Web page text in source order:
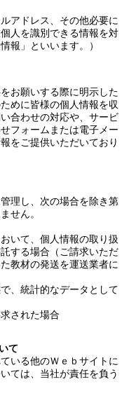
アドレス、その他必要に
人を識別できる情報を対
報」といいます。）
お願いする際に明示した
めに皆様の個人情報を収
合わせの対応や、サービ
フォームまたは電子メー
をご提供いただいており
理し、次の場合を除き第
せん。
いて、個人情報の取り扱
する場合（ご請求いただ
教材の発送を運送業者に
、統計的なデータとして
された場合
て
いる他のＷｅｂサイトに
ては、当社が責任を負う